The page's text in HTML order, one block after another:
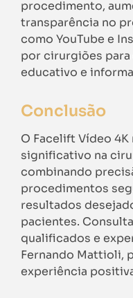
procedimento,
transparência no
como YouTube e
por cirurgiões
educativo e
Conclusão
O Facelift Vídeo
significativo na
combinando
procedimentos
resultados
pacientes.
qualificados e
Fernando Mattioli,
experiência